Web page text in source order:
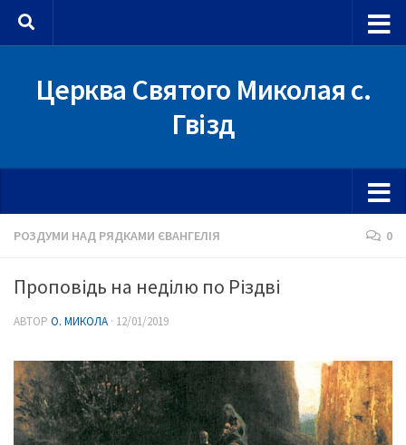
Skip to content
Церква Святого Миколая с.
Гвізд
РОЗДУМИ НАД РЯДКАМИ ЄВАНГЕЛІЯ 0
Проповідь на неділю по Різдві
АВТОР О. МИКОЛА · 12/01/2019